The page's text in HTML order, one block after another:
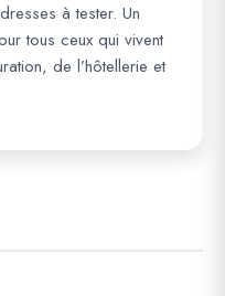
à tester. Un
tous ceux qui vivent
de l’hôtellerie et